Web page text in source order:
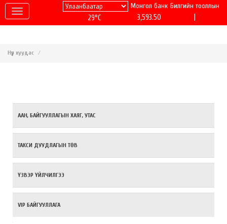
29°C
Монгол банк
3,593.50
Билгийн тооллын
Нүүр хуудас
ААН, БАЙГУУЛЛАГЫН ХАЯГ, УТАС
ТАКСИ ДУУДЛАГЫН ТӨВ
ҮЗВЭР ҮЙЛЧИЛГЭЭ
VIP БАЙГУУЛЛАГА